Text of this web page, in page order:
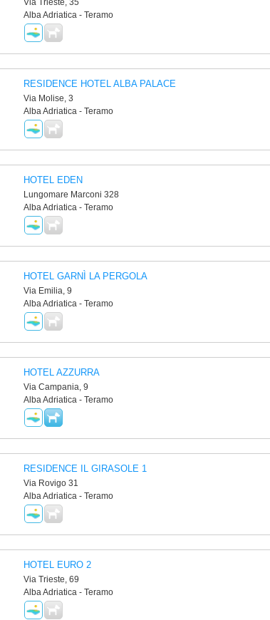
Via Trieste, 35
Alba Adriatica - Teramo
RESIDENCE HOTEL ALBA PALACE
Via Molise, 3
Alba Adriatica - Teramo
HOTEL EDEN
Lungomare Marconi 328
Alba Adriatica - Teramo
HOTEL GARNÌ LA PERGOLA
Via Emilia, 9
Alba Adriatica - Teramo
HOTEL AZZURRA
Via Campania, 9
Alba Adriatica - Teramo
RESIDENCE IL GIRASOLE 1
Via Rovigo 31
Alba Adriatica - Teramo
HOTEL EURO 2
Via Trieste, 69
Alba Adriatica - Teramo